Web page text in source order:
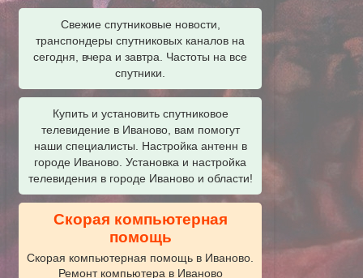
Свежие спутниковые новости,
транспондеры спутниковых каналов на
сегодня, вчера и завтра. Частоты на все
спутники.
Купить и установить спутниковое
телевидение в Иваново, вам помогут
наши специалисты. Настройка антенн в
городе Иваново. Установка и настройка
телевидения в городе Иваново и области!
Скорая компьютерная
помощь
Скорая компьютерная помощь в Иваново.
Ремонт компьютера в Иваново